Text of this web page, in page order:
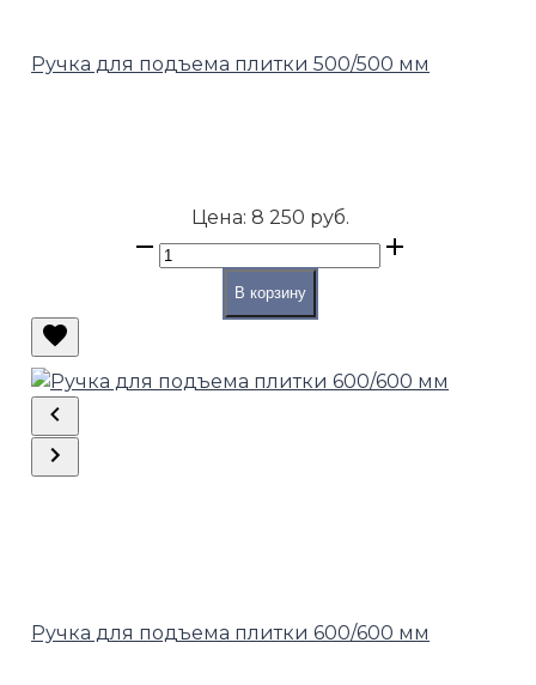
Ручка для подъема плитки 500/500 мм
Цена: 8 250 руб.
В корзину
Ручка для подъема плитки 600/600 мм